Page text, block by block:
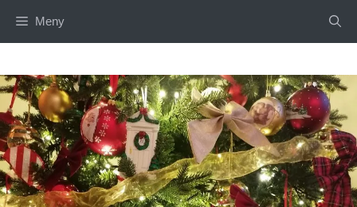
Meny